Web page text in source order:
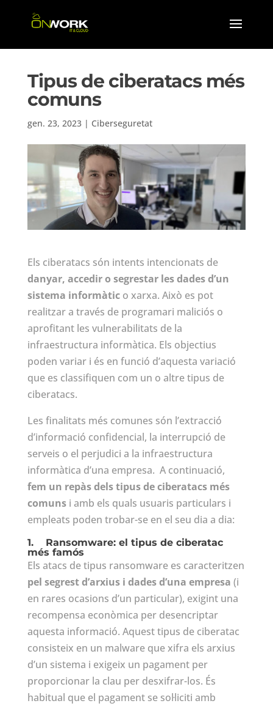
Tipus de ciberatacs més
comuns
gen. 23, 2023| Ciberseguretat
Els ciberatacs són intents intencionats de
danyar, accedir o segrestar les dades d’un
sistema informàtico xarxa. Això es pot
realitzar a través de programari maliciós o
aprofitant les vulnerabilitats de la
infraestructura informàtica. Els objectius
poden variar i és en funció d’aquesta variació
que es classifiquen com un o altre tipus de
ciberatacs.
Les finalitats més comunes són l’extracció
d’informació confidencial, la interrupció de
serveis o el perjudici a la infraestructura
informàtica d’una empresa. A continuació,
fem un repàs dels tipus de ciberatacs més
comunsi amb els quals usuaris particulars i
empleats poden trobar-se en el seu dia a dia:
1. Ransomware: el tipus de ciberatac
més famós
Els atacs de tipus ransomware es caracteritzen
pel segrest d’arxius i dades d’una empresa (i
en rares ocasions d’un particular), exigint una
recompensa econòmica per desencriptar
aquesta informació. Aquest tipus de ciberatac
consisteix en un malware que xifra els arxius
d’un sistema i exigeix un pagament per
proporcionar la clau per desxifrar-los. És
habitual que el pagament se sol·liciti amb